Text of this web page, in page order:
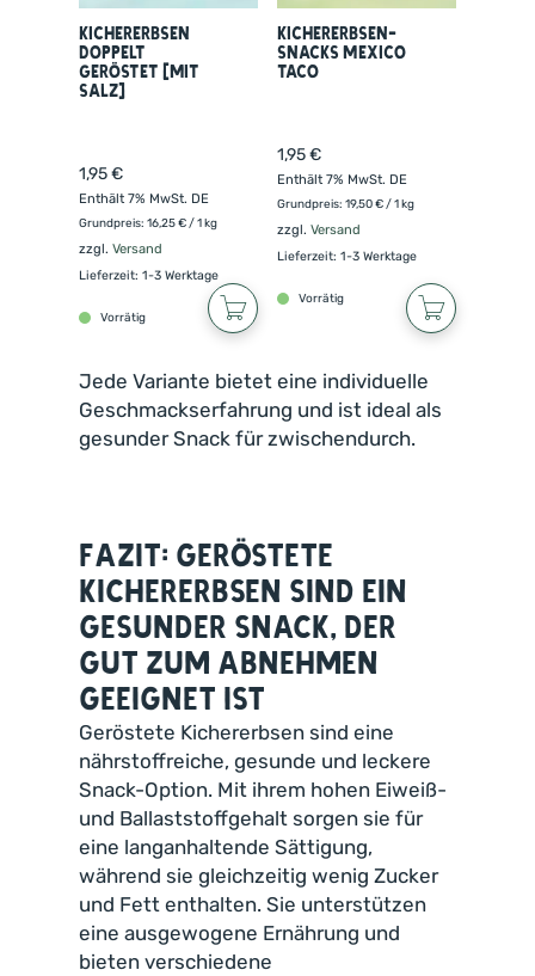
Kichererbsen
doppelt
geröstet (mit
Salz)
1,95€
Enthält 7% MwSt. DE
Grundpreis: 16,25€/ 1 kg
zzgl. Versand
Lieferzeit: 1-3 Werktage
Vorrätig
Kichererbsen-
Snacks Mexico
Taco
1,95€
Enthält 7% MwSt. DE
Grundpreis: 19,50€/ 1 kg
zzgl. Versand
Lieferzeit: 1-3 Werktage
Vorrätig
Jede Variante bietet eine individuelle
Geschmackserfahrung und ist ideal als
gesunder Snack für zwischendurch.
Fazit: Geröstete
Kichererbsen sind ein
gesunder Snack, der
gut zum Abnehmen
geeignet ist
Geröstete Kichererbsen sind eine
nährstoffreiche, gesunde und leckere
Snack-Option. Mit ihrem hohen Eiweiß-
und Ballaststoffgehalt sorgen sie für
eine langanhaltende Sättigung,
während sie gleichzeitig wenig Zucker
und Fett enthalten. Sie unterstützen
eine ausgewogene Ernährung und
bieten verschiedene